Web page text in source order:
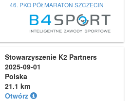
46. PKO PÓŁMARATON SZCZECIN
Stowarzyszenie K2 Partners
2025-09-01
Polska
21.1 km
Otwórz